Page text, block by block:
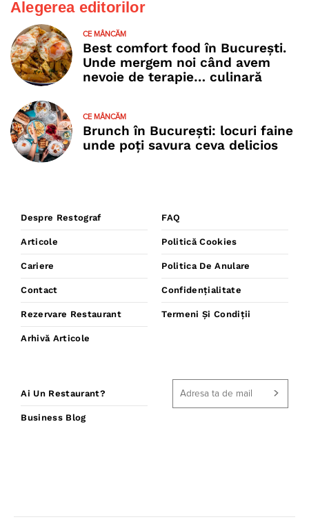
Alegerea editorilor
CE MÂNCĂM
Best comfort food în București.
Unde mergem noi când avem
nevoie de terapie… culinară
CE MÂNCĂM
Brunch în București: locuri faine
unde poţi savura ceva delicios
Despre Restograf
Articole
Cariere
Contact
Rezervare Restaurant
Arhivă Articole
FAQ
Politică Cookies
Politica De Anulare
Confidențialitate
Termeni Și Condiții
Ai Un Restaurant?
Business Blog